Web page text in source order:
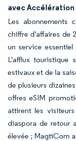
avec
Les abonnements
chiffre d'affaires de
un service
L'afflux touristique
estivaux et de la
de plusieurs
offres eSIM
attirent les
diaspora de retour
élevée ; MagtiCom